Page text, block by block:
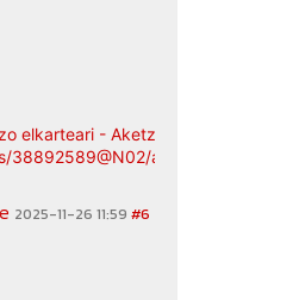
elkarteari - Aketz etxea (argazki
38892589@N02/albums/
2025-11-26 11:59 #6